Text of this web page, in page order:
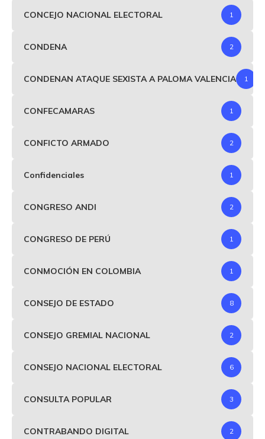
CONCEJO NACIONAL ELECTORAL 1
CONDENA 2
CONDENAN ATAQUE SEXISTA A PALOMA VALENCIA 1
CONFECAMARAS 1
CONFICTO ARMADO 2
Confidenciales 1
CONGRESO ANDI 2
CONGRESO DE PERÚ 1
CONMOCIÓN EN COLOMBIA 1
CONSEJO DE ESTADO 8
CONSEJO GREMIAL NACIONAL 2
CONSEJO NACIONAL ELECTORAL 6
CONSULTA POPULAR 3
CONTRABANDO DIGITAL 2